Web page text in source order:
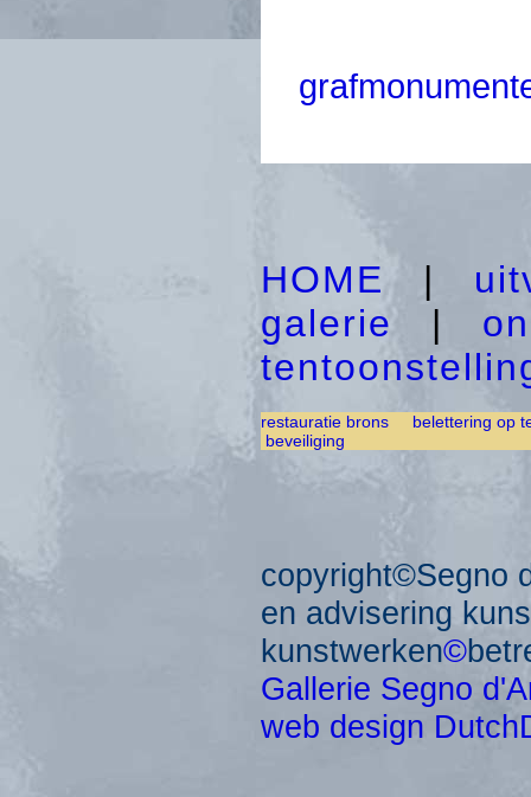
HOME |
galerie|
restauratie brons
belettering op
beveiliging
copyright©Segno
en advisering
kunstwerken©
Gallerie Segno
web design